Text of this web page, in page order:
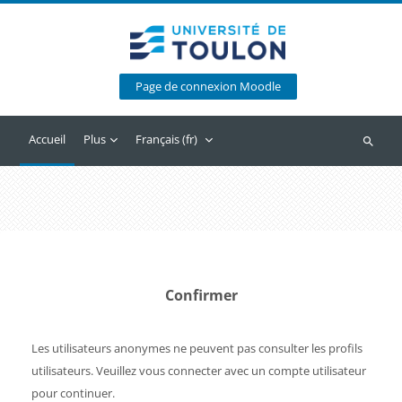
Page de connexion Moodle
Accueil Plus Français ‎(fr)‎
Confirmer
Les utilisateurs anonymes ne peuvent pas consulter les profils
utilisateurs. Veuillez vous connecter avec un compte utilisateur
pour continuer.